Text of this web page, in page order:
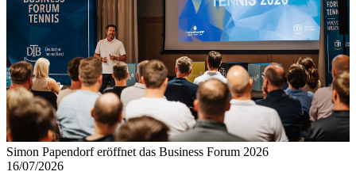
Simon Papendorf eröffnet das Business Forum 2026
16/07/2026